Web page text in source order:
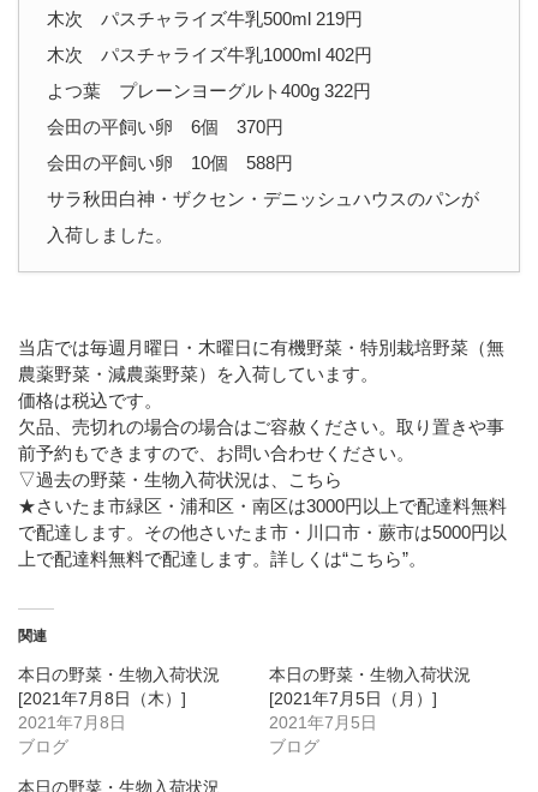
木次 パスチャライズ牛乳500ml 219円
木次 パスチャライズ牛乳1000ml 402円
よつ葉 プレーンヨーグルト400g 322円
会田の平飼い卵 6個 370円
会田の平飼い卵 10個 588円
サラ秋田白神・ザクセン・デニッシュハウスのパンが
入荷しました。
当店では毎週月曜日・木曜日に有機野菜・特別栽培野菜（無
農薬野菜・減農薬野菜）を入荷しています。
価格は税込です。
欠品、売切れの場合の場合はご容赦ください。取り置きや事
前予約もできますので、お問い合わせください。
▽過去の野菜・生物入荷状況は、こちら
★さいたま市緑区・浦和区・南区は3000円以上で配達料無料
で配達します。その他さいたま市・川口市・蕨市は5000円以
上で配達料無料で配達します。詳しくは“こちら”。
関連
本日の野菜・生物入荷状況
[2021年7月8日（木）]
2021年7月8日
ブログ
本日の野菜・生物入荷状況
[2021年7月5日（月）]
2021年7月5日
ブログ
本日の野菜・生物入荷状況